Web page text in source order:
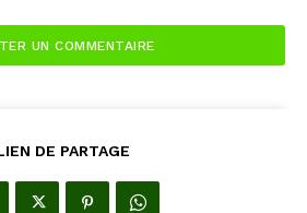
DE PARTAGE